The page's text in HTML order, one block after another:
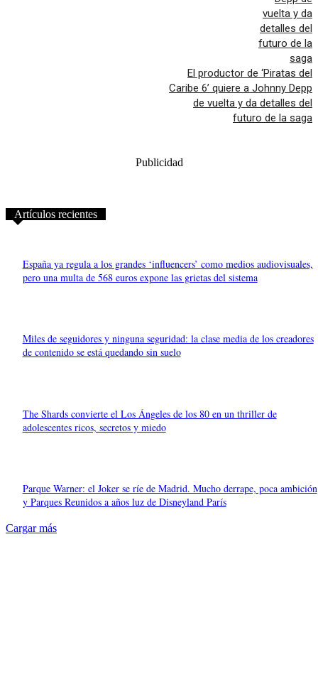
El productor de ‘Piratas del
Caribe 6’ quiere a Johnny Depp
de vuelta y da detalles del
futuro de la saga
Publicidad
Artículos recientes
España ya regula a los grandes ‘influencers’ como medios audiovisuales,
pero una multa de 568 euros expone las grietas del sistema
Miles de seguidores y ninguna seguridad: la clase media de los creadores
de contenido se está quedando sin suelo
The Shards convierte el Los Ángeles de los 80 en un thriller de
adolescentes ricos, secretos y miedo
Parque Warner: el Joker se ríe de Madrid. Mucho derrape, poca ambición
y Parques Reunidos a años luz de Disneyland París
Cargar más